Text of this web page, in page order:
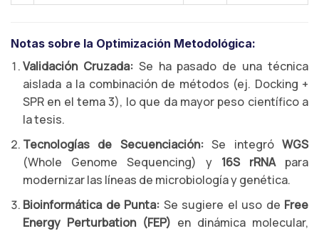
Notas sobre la Optimización Metodológica:
Validación Cruzada:Se ha pasado de una técnica
aislada a la combinación de métodos (ej. Docking +
SPR en el tema 3), lo que da mayor peso científico a
la tesis.
Tecnologías de Secuenciación:Se integróWGS
(Whole Genome Sequencing) y 16S rRNApara
modernizar las líneas de microbiología y genética.
Bioinformática de Punta: Se sugiere el uso de Free
Energy Perturbation (FEP) en dinámica molecular,